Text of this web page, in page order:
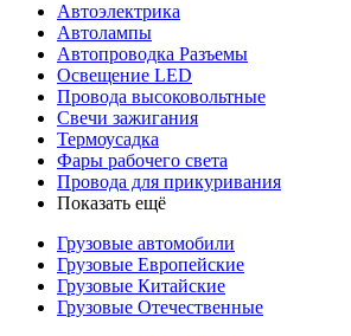
Автоэлектрика
Автолампы
Автопроводка Разъемы
Освещение LED
Провода высоковольтные
Свечи зажигания
Термоусадка
Фары рабочего света
Провода для прикуривания
Показать ещё
Грузовые автомобили
Грузовые Европейские
Грузовые Китайские
Грузовые Отечественные